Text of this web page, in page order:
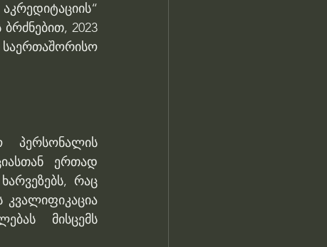
2023
პერსონალის
ერთად
რაც
მისცემს